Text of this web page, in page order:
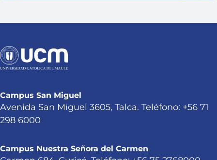
Campus San Miguel
Avenida San Miguel 3605, Talca. Teléfono: +56 71
298 6000
Campus Nuestra Señora del Carmen